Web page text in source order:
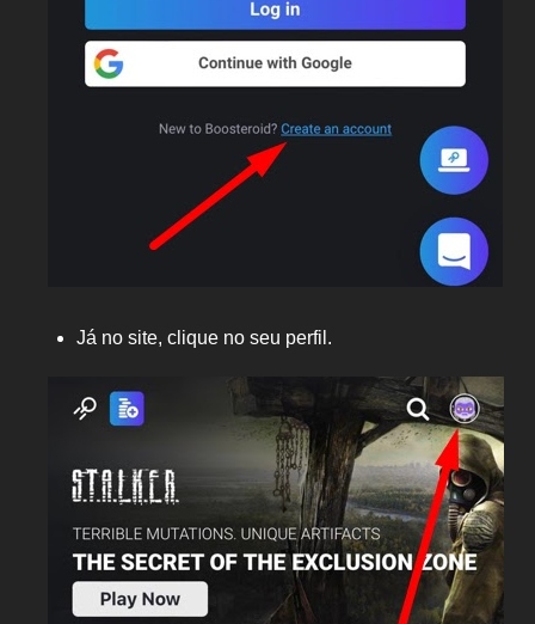
Já no site, clique no seu perfil.